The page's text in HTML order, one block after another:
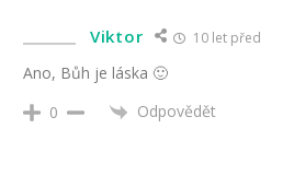
Viktor 10 let před
Ano, Bůh je láska 🙂
0
Odpovědět